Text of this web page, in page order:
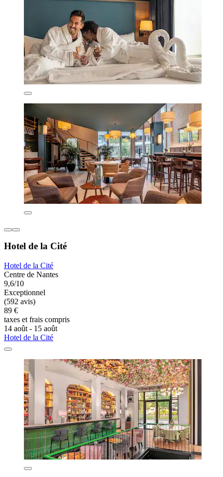
Hotel de la Cité
Hotel de la Cité
Centre de Nantes
9,6/10
Exceptionnel
(592 avis)
89 €
taxes et frais compris
14 août - 15 août
Hotel de la Cité